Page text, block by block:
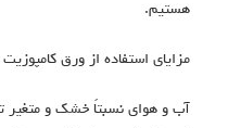
هستیم.
مزایای استفاده از ورق
آب و هوای نسبتاً خشک و متغیر